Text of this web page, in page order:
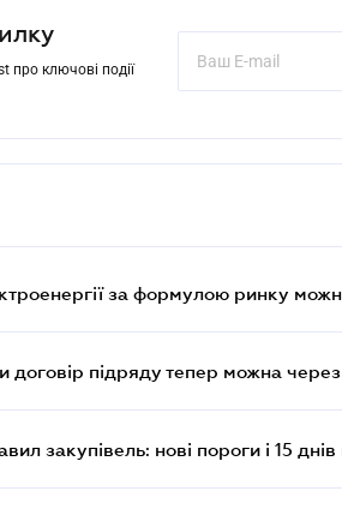
про ключові події
за формулою ринку
договір підряду тепер можна
закупівель: нові пороги і 15